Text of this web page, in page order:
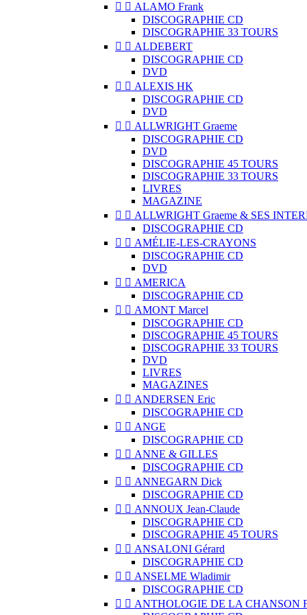
  ALAMO Frank
DISCOGRAPHIE CD
DISCOGRAPHIE 33 TOURS
  ALDEBERT
DISCOGRAPHIE CD
DVD
  ALEXIS HK
DISCOGRAPHIE CD
DVD
  ALLWRIGHT Graeme
DISCOGRAPHIE CD
DVD
DISCOGRAPHIE 45 TOURS
DISCOGRAPHIE 33 TOURS
LIVRES
MAGAZINE
  ALLWRIGHT Graeme & SES
DISCOGRAPHIE CD
  AMÉLIE-LES-CRAYONS
DISCOGRAPHIE CD
DVD
  AMERICA
DISCOGRAPHIE CD
  AMONT Marcel
DISCOGRAPHIE CD
DISCOGRAPHIE 45 TOURS
DISCOGRAPHIE 33 TOURS
DVD
LIVRES
MAGAZINES
  ANDERSEN Eric
DISCOGRAPHIE CD
  ANGE
DISCOGRAPHIE CD
  ANNE & GILLES
DISCOGRAPHIE CD
  ANNEGARN Dick
DISCOGRAPHIE CD
  ANNOUX Jean-Claude
DISCOGRAPHIE CD
DISCOGRAPHIE 45 TOURS
  ANSALONI Gérard
DISCOGRAPHIE CD
  ANSELME Wladimir
DISCOGRAPHIE CD
  ANTHOLOGIE DE LA CHANSON